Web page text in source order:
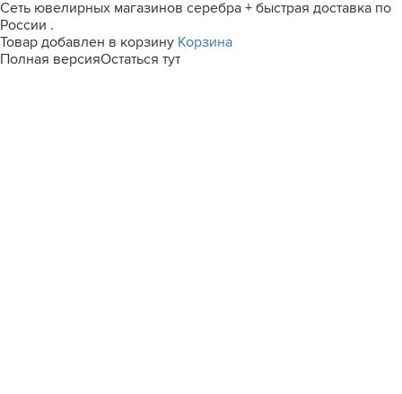
Сеть ювелирных магазинов серебра + быстрая доставка по
России .
Товар добавлен в корзину Корзина
Полная версияОстаться тут